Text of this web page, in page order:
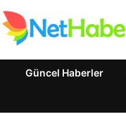
Güncel Haberler